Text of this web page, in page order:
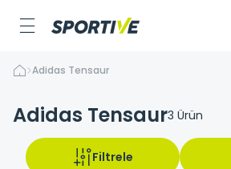
Adidas Tensaur
Adidas Tensaur3 Ürün
Filtrele